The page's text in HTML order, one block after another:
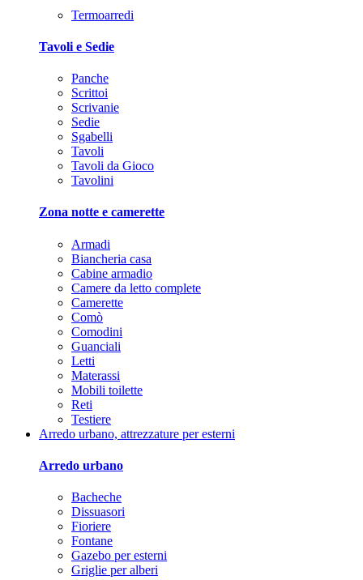
Termoarredi
Tavoli e Sedie
Panche
Scrittoi
Scrivanie
Sedie
Sgabelli
Tavoli
Tavoli da Gioco
Tavolini
Zona notte e camerette
Armadi
Biancheria casa
Cabine armadio
Camere da letto complete
Camerette
Comò
Comodini
Guanciali
Letti
Materassi
Mobili toilette
Reti
Testiere
Arredo urbano, attrezzature per esterni
Arredo urbano
Bacheche
Dissuasori
Fioriere
Fontane
Gazebo per esterni
Griglie per alberi